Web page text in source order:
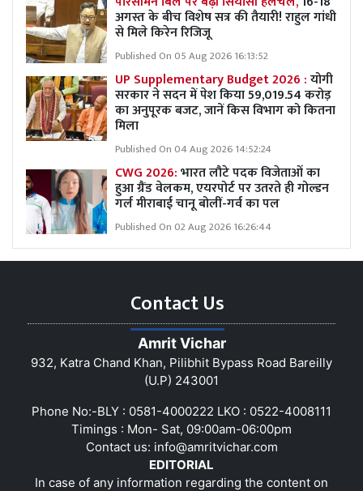
अगस्त के बीच विशेष सत्र की तैयारी! राहुल गांधी
से मिले किरेन रिजिजू
Published On 05 Aug 2026 16:13:52
UP Supplementary Budget 2026 :योगी
सरकार ने सदन में पेश किया 59,019.54 करोड़
का अनुपूरक बजट, जानें किस विभाग को कितना
मिला
Published On 04 Aug 2026 14:52:24
CWG 2026:भारत लौटे पदक विजेताओं का
हुआ ग्रैंड वेलकम, एयरपोर्ट पर उतरते ही गोल्डन
गर्ल मीराबाई चानू बोलीं-गर्व का पल
Published On 02 Aug 2026 16:26:44
Contact Us
Amrit Vichar
932, Katra Chand Khan, Pilibhit Bypass Road Bareilly
(U.P) 243001
Phone No:-BLY : 0581-4000222 LKO : 0522-4008111
Timings : Mon- Sat, 09:00am-06:00pm
Contact us: info@amritvichar.com
EDITORIAL
In case of any information regarding the content on